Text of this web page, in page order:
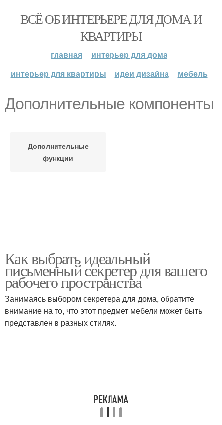
ВСЁ ОБ ИНТЕРЬЕРЕ ДЛЯ ДОМА И
КВАРТИРЫ
главная
интерьер для дома
интерьер для квартиры
идеи дизайна мебель
Дополнительные компоненты
Дополнительные
функции
Как выбрать идеальный
письменный секретер для вашего
рабочего пространства
Занимаясь выбором секретера для дома, обратите
внимание на то, что этот предмет мебели может быть
представлен в разных стилях.